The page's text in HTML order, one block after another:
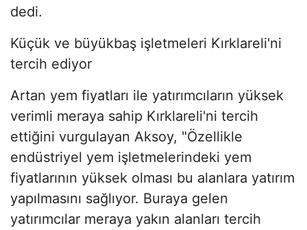
dedi.
Küçük ve büyükbaş işletmeleri Kırklareli'ni
tercih ediyor
Artan yem fiyatları ile yatırımcıların yüksek
verimli meraya sahip Kırklareli'ni tercih
ettiğini vurgulayan Aksoy, "Özellikle
endüstriyel yem işletmelerindeki yem
fiyatlarının yüksek olması bu alanlara yatırım
yapılmasını sağlıyor. Buraya gelen
yatırımcılar meraya yakın alanları tercih